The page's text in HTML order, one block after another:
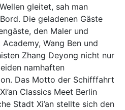
gleitet, sah man
Die geladenen Gäste
den Maler und
Wang Ben und
Zhang Deyong nicht nur
namhaften
Das Motto der Schifffahrt
Classics Meet Berlin
Stadt Xi’an stellte sich den